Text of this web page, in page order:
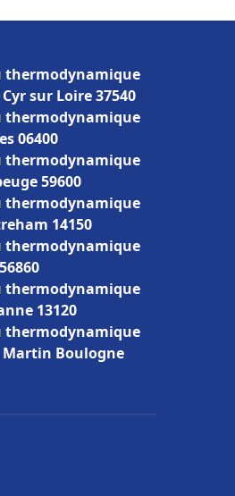
thermodynamique
sur Loire 37540
thermodynamique
06400
thermodynamique
59600
thermodynamique
14150
thermodynamique
thermodynamique
13120
thermodynamique
Martin Boulogne